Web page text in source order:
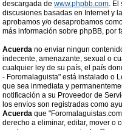
descargada de www.phpbb.com. El
discusiones basadas en Internet y
aprobamos y/o desaprobamos
más información sobre phpBB, por
Acuerda no enviar ningun
indecente, amenazante, sexual o
cualquier ley de su país, el país
- Foromalaguista" está instalado o
que sea inmediata y
notificación a su Proveedor de
los envíos son registradas como
Acuerda que
derecho a eliminar, editar, mover o